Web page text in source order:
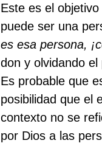
Este es el
puede ser una
es esa persona,
don y olvidando
Es probable que
posibilidad que el
contexto no se
por Dios a las